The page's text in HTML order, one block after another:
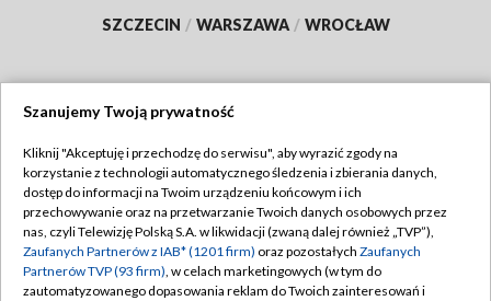
SZCZECIN / WARSZAWA / WROCŁAW
TVP
Abonament TVP
Emisja w TVP
Centrum informacji TVP
Regulamin TVP
Polityka prywatności
Moje zgody
Szanujemy Twoją prywatność
Kliknij "Akceptuję i przechodzę do serwisu", aby wyrazić zgody na
korzystanie z technologii automatycznego śledzenia i zbierania danych,
dostęp do informacji na Twoim urządzeniu końcowym i ich
przechowywanie oraz na przetwarzanie Twoich danych osobowych przez
nas, czyli Telewizję Polską S.A. w likwidacji (zwaną dalej również „TVP”),
Zaufanych Partnerów z IAB* (1201 firm) oraz pozostałych Zaufanych
Partnerów TVP (93 firm), w celach marketingowych (w tym do
zautomatyzowanego dopasowania reklam do Twoich zainteresowań i